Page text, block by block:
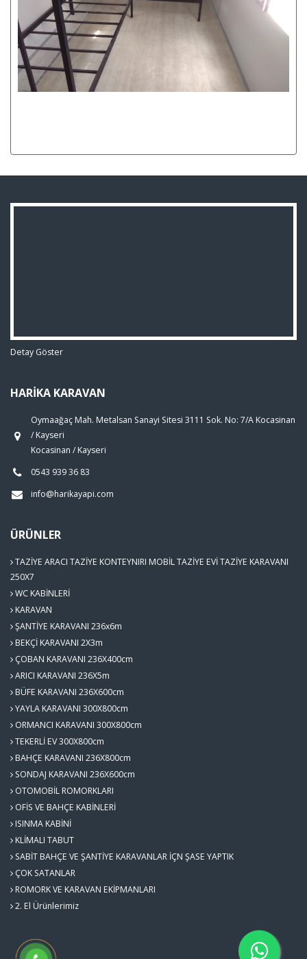
Detay Göster
HARİKA KARAVAN
Oymaağaç Mah. Metalsan Sanayi Sitesi 3111 Sok. No: 7/A Kocasinan
/ Kayseri
Kocasinan / Kayseri
0543 939 36 83
info@harikayapi.com
ÜRÜNLER
TAZİYE ARACI TAZİYE KONTEYNIRI MOBİL TAZİYE EVİ TAZİYE KARAVANI
250X7
WC KABİNLERİ
KARAVAN
ŞANTİYE KARAVANI 236x6m
BEKÇİ KARAVANI 2X3m
ÇOBAN KARAVANI 236X400cm
ARICI KARAVANI 236X5m
BÜFE KARAVANI 236X600cm
YAYLA KARAVANI 300X800cm
ORMANCI KARAVANI 300X800cm
TEKERLİ EV 300X800cm
BAHÇE KARAVANI 236X800cm
SONDAJ KARAVANI 236X600cm
OTOMOBİL ROMORKLARI
OFİS VE BAHÇE KABİNLERİ
ISINMA KABİNİ
KLİMALI TABUT
SABİT BAHÇE VE ŞANTİYE KARAVANLAR İÇN ŞASE YAPTIK
ÇOK SATANLAR
ROMORK VE KARAVAN EKİPMANLARI
2. El Ürünlerimiz